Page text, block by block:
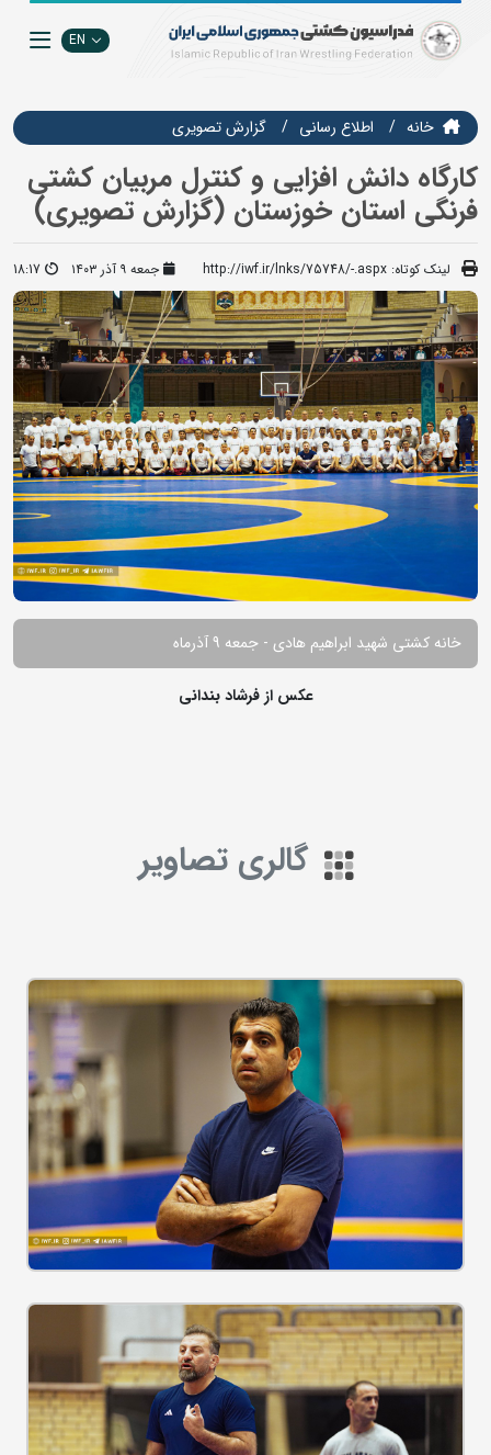
EN
خانه اطلاع رسانی گزارش تصويري
کارگاه دانش افزایی و کنترل مربیان کشتی
فرنگی استان خوزستان (گزارش تصویری)
لینک کوتاه: http://iwf.ir/lnks/75748/-.aspx جمعه ۹ آذر ۱۴۰۳ 18:17
خانه کشتی شهید ابراهیم هادی - جمعه 9 آذرماه
عکس از فرشاد بندانی
گالری تصاویر